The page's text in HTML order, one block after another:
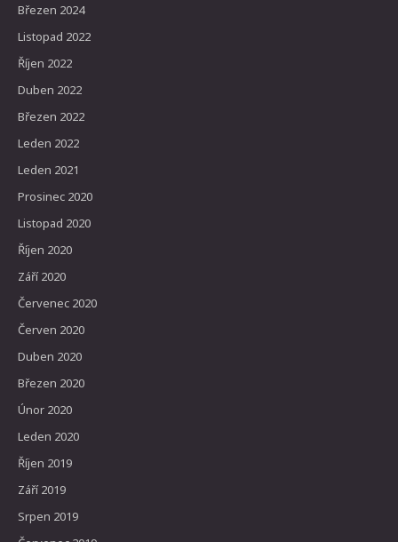
Březen 2024
Listopad 2022
Říjen 2022
Duben 2022
Březen 2022
Leden 2022
Leden 2021
Prosinec 2020
Listopad 2020
Říjen 2020
Září 2020
Červenec 2020
Červen 2020
Duben 2020
Březen 2020
Únor 2020
Leden 2020
Říjen 2019
Září 2019
Srpen 2019